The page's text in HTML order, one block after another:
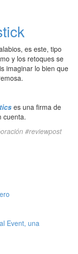
es este, tipo
y los retoques se
imaginar lo bien que
es una firma de
cuenta.
#reviewpost
Event, una